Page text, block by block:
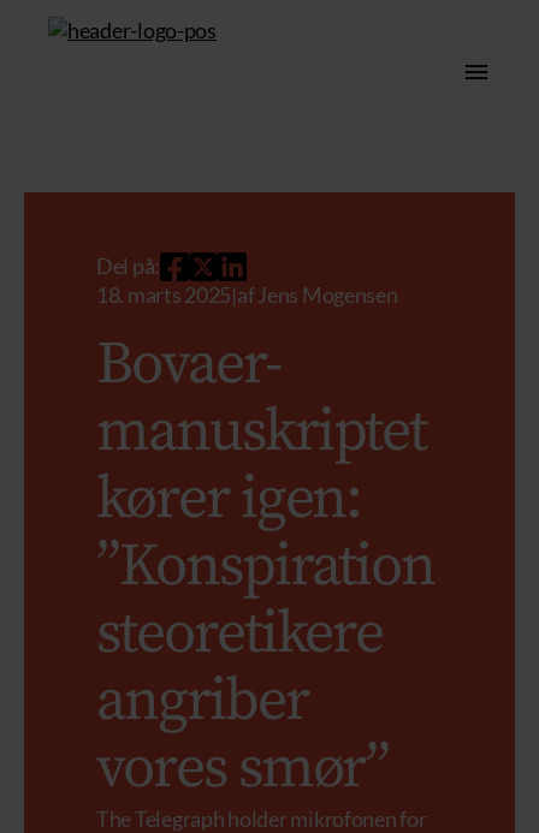
18. marts 2025|af Jens Mogensen
Del på:
Bovaer-
manuskriptet
kører igen:
”Konspiration
steoretikere
angriber
vores smør”
The Telegraph holder mikrofonen for